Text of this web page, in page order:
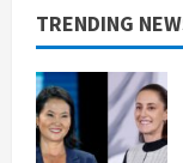
TRENDING 1